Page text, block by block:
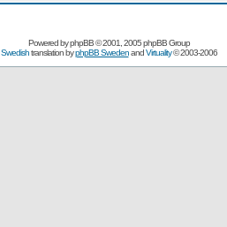
Powered byphpBB© 2001, 2005 phpBB Group
Swedishtranslation byphpBB SwedenandVirtuality© 2003-2006